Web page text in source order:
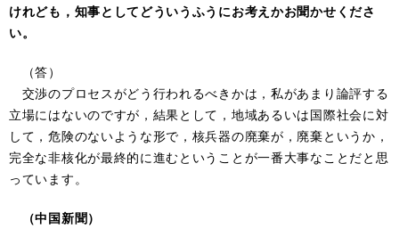
けれども，知事としてどういうふうにお考えかお聞かせくださ
い。
（答）
交渉のプロセスがどう行われるべきかは，私があまり論評する
立場にはないのですが，結果として，地域あるいは国際社会に対
して，危険のないような形で，核兵器の廃棄が，廃棄というか，
完全な非核化が最終的に進むということが一番大事なことだと思
っています。
（中国新聞）